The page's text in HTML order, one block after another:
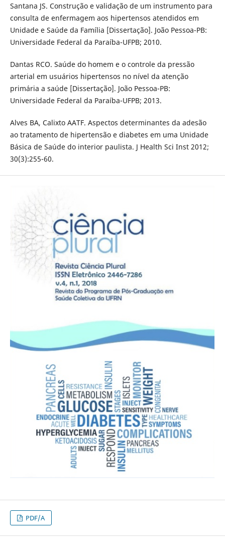
Santana JS. Construção e validação de um instrumento para
consulta de enfermagem aos hipertensos atendidos em
Unidade e Saúde da Família [Dissertação]. João Pessoa-PB:
Universidade Federal da Paraíba-UFPB; 2010.
Dantas RCO. Saúde do homem e o controle da pressão
arterial em usuários hipertensos no nível da atenção
primária a saúde [Dissertação]. João Pessoa-PB:
Universidade Federal da Paraíba-UFPB; 2013.
Alves BA, Calixto AATF. Aspectos determinantes da adesão
ao tratamento de hipertensão e diabetes em uma Unidade
Básica de Saúde do interior paulista. J Health Sci Inst 2012;
30(3):255-60.
PDF/A